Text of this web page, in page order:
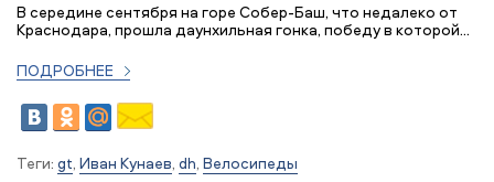
В середине сентября на горе Собер-Баш, что недалеко от
Краснодара, прошла даунхильная гонка, победу в которой...
ПОДРОБНЕЕ
Теги: gt, Иван Кунаев, dh, Велосипеды